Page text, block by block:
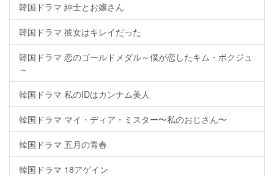
韓国ドラマ 紳士とお嬢さん
韓国ドラマ 彼女はキレイだった
韓国ドラマ 恋のゴールドメダル～僕が恋したキム・ボクジュ
～
韓国ドラマ 私のIDはカンナム美人
韓国ドラマ マイ・ディア・ミスター〜私のおじさん〜
韓国ドラマ 五月の青春
韓国ドラマ 18アゲイン